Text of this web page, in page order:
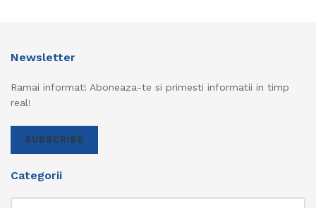
Newsletter
Ramai informat! Aboneaza-te si primesti informatii in timp
real!
SUBSCRIBE
Categorii